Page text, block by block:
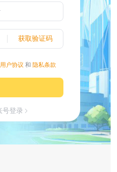
获取验证码
用户协议 和 隐私条款
号登录